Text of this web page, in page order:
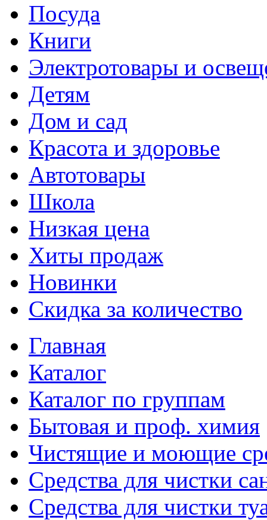
Посуда
Книги
Электротовары и
Детям
Дом и сад
Красота и здоровье
Автотовары
Школа
Низкая цена
Хиты продаж
Новинки
Скидка за количество
Главная
Каталог
Каталог по группам
Бытовая и проф. химия
Чистящие и моющие
Средства для чистки
Средства для чистки